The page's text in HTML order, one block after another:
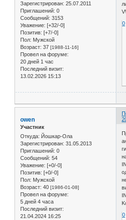
Зарегистрирован: 25.07.2011
Приглашений: 0
Сообщений: 3153
Уважение: [+32/-0]
Позитив: [+7/-0]
Пол: Мужской
Возраст: 37 [1988-11-16]
Провел на форуме:
20 дней 1 час
Последний визит:
13.02.2026 15:13
0
owen
Участник
Откуда: Йошкар-Ола
Зарегистрирован: 31.05.2013
Приглашений: 0
Сообщений: 54
Уважение: [+0/-0]
Позитив: [+0/-0]
Пол: Мужской
Возраст: 40 [1986-01-08]
Провел на форуме:
5 дней 4 часа
Последний визит:
21.04.2024 16:25
0